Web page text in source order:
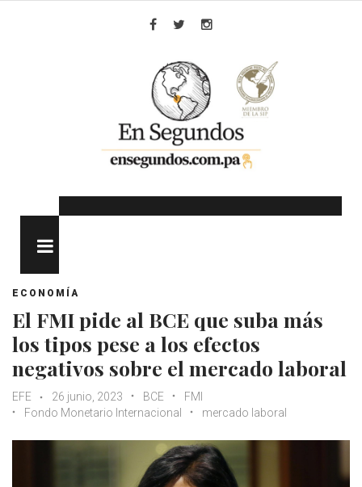
ECONOMÍA
El FMI pide al BCE que suba más
los tipos pese a los efectos
negativos sobre el mercado laboral
EFE 26 junio, 2023 BCE
FMI
Fondo Monetario Internacional
mercado laboral